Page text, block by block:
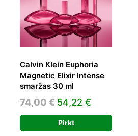
Calvin Klein Euphoria
Magnetic Elixir Intense
smaržas 30 ml
74,00€ Original
price
was:
54,22 €
price
is:
Pirkt